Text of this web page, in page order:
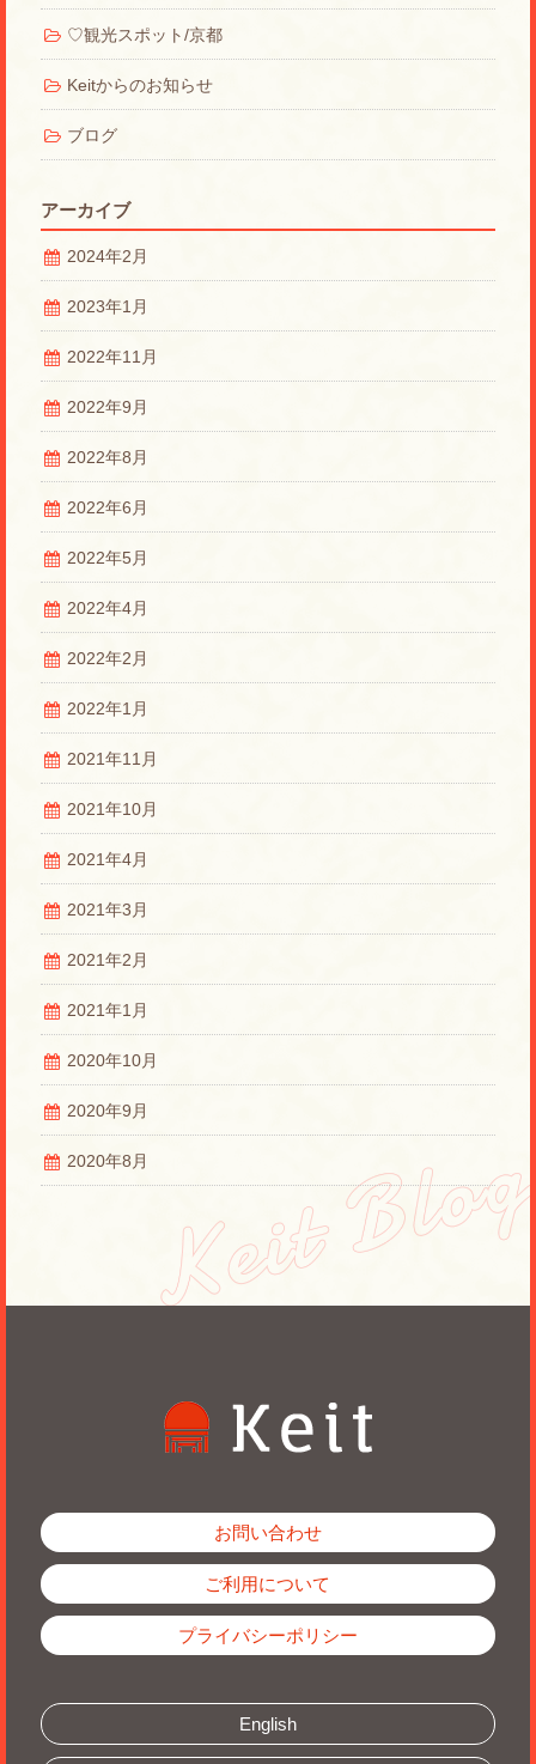
♡観光スポット/京都
Keitからのお知らせ
ブログ
アーカイブ
2024年2月
2023年1月
2022年11月
2022年9月
2022年8月
2022年6月
2022年5月
2022年4月
2022年2月
2022年1月
2021年11月
2021年10月
2021年4月
2021年3月
2021年2月
2021年1月
2020年10月
2020年9月
2020年8月
お問い合わせ
ご利用について
プライバシーポリシー
English